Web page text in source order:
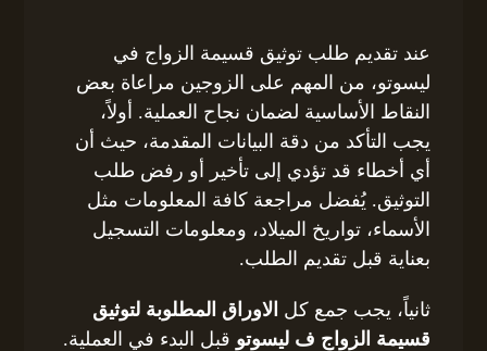
عند تقديم طلب توثيق قسيمة الزواج في
ليسوتو، من المهم على الزوجين مراعاة بعض
النقاط الأساسية لضمان نجاح العملية. أولاً،
يجب التأكد من دقة البيانات المقدمة، حيث أن
أي أخطاء قد تؤدي إلى تأخير أو رفض طلب
التوثيق. يُفضل مراجعة كافة المعلومات مثل
الأسماء، تواريخ الميلاد، ومعلومات التسجيل
بعناية قبل تقديم الطلب.
ثانياً، يجب جمع كل الاوراق المطلوبة لتوثيق
قسيمة الزواج ف ليسوتو قبل البدء في العملية.